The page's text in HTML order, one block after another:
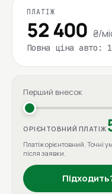
ПЛАТІЖ
52 400 ₴/
Повна ціна авто:
Перший внесок
ОРІЄНТОВНИЙ ПЛАТІЖ
Платіж орієнтовний. Точні
після заявки.